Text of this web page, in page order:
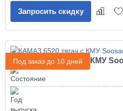
Запросить скидку
Под заказ до 10 дней
КАМАЗ 6520 тягач с КМУ